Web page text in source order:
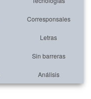
Corresponsales
Letras
Sin barreras
Análisis